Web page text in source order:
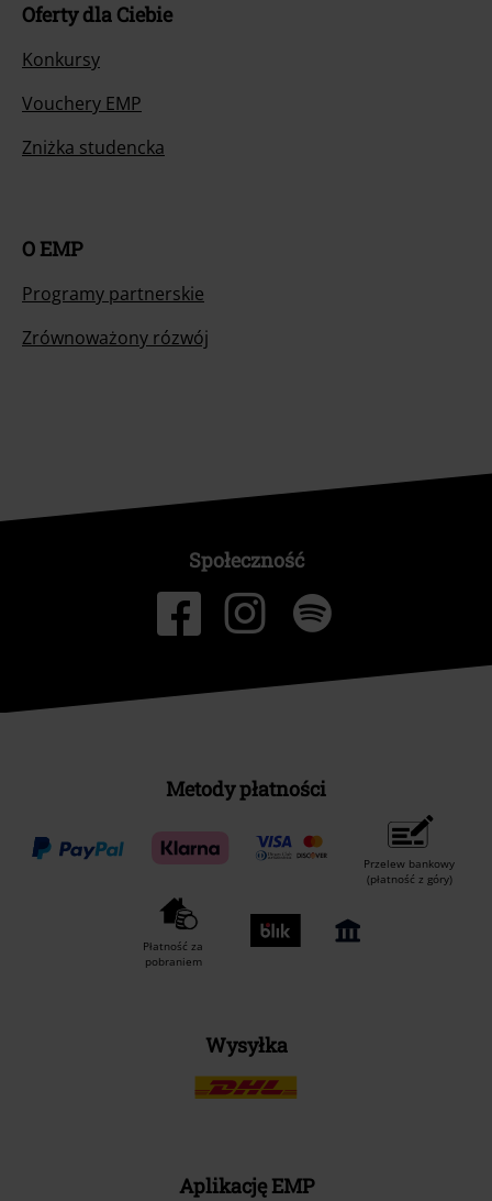
Oferty dla Ciebie
Konkursy
Vouchery EMP
Zniżka studencka
O EMP
Programy partnerskie
Zrównoważony rózwój
Społeczność
Metody płatności
Przelew bankowy
(płatność z góry)
Płatność za
pobraniem
Wysyłka
Aplikację EMP